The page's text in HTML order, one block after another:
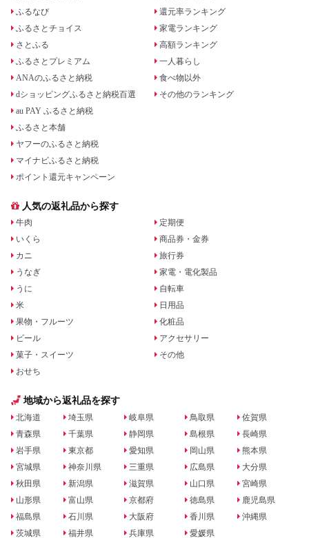
ふるなび
ふるさとチョイス
さとふる
ふるさとプレミアム
ANAのふるさと納税
dショッピングふるさと納税百選
au PAY ふるさと納税
ふるさと本舗
ヤフーのふるさと納税
マイナビふるさと納税
ポイント還元キャンペーン
還元率ランキング
家電ランキング
高額ランキング
一人暮らし
食べ物以外
その他のランキング
人気の返礼品から探す
牛肉
いくら
カニ
うなぎ
うに
米
果物・フルーツ
ビール
菓子・スイーツ
おせち
定期便
商品券・金券
旅行券
家電・電化製品
自転車
日用品
化粧品
アクセサリー
その他
地域から返礼品を探す
北海道
青森県
岩手県
宮城県
秋田県
山形県
福島県
茨城県
埼玉県
千葉県
東京都
神奈川県
新潟県
富山県
石川県
福井県
岐阜県
静岡県
愛知県
三重県
滋賀県
京都府
大阪府
兵庫県
鳥取県
島根県
岡山県
広島県
山口県
徳島県
香川県
愛媛県
佐賀県
長崎県
熊本県
大分県
宮崎県
鹿児島県
沖縄県